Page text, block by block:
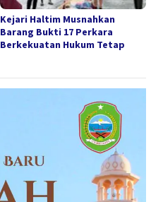
Kejari Haltim Musnahkan
Barang Bukti 17 Perkara
Berkekuatan Hukum Tetap